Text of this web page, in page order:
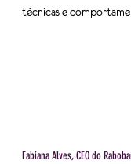
técnicas e
Fabiana Alves, CEO do